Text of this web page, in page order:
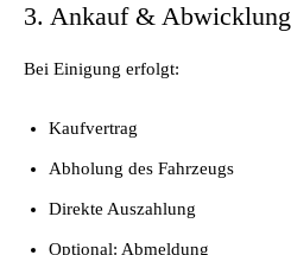
3. Ankauf & Abwicklung
Bei Einigung erfolgt:
Kaufvertrag
Abholung des Fahrzeugs
Direkte Auszahlung
Optional: Abmeldung